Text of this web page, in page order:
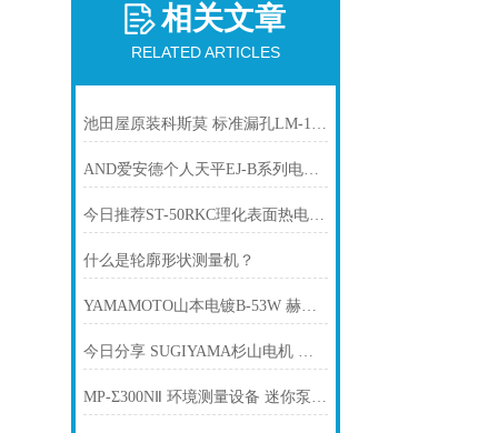
相关文章
RELATED ARTICLES
池田屋原装科斯莫 标准漏孔LM-1C(R2)产品介绍技术参
AND爱安德个人天平EJ-B系列电子秤 EJ-303B
今日推荐ST-50RKC理化表面热电偶 感温线贴片式
什么是轮廓形状测量机？
YAMAMOTO山本电镀B-53W 赫尔槽（加热水槽）
今日分享 SUGIYAMA杉山电机 各种模具的传感头型号PS-4025 PS-4025
MP-Σ300NⅡ 环境测量设备 迷你泵 SIBATA柴田科学